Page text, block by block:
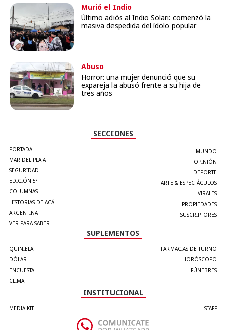
Murió el Indio
Último adiós al Indio Solari: comenzó la
masiva despedida del ídolo popular
Abuso
Horror: una mujer denunció que su
expareja la abusó frente a su hija de
tres años
SECCIONES
PORTADA
MAR DEL PLATA
SEGURIDAD
EDICIÓN 5°
COLUMNAS
HISTORIAS DE ACÁ
ARGENTINA
VER PARA SABER
MUNDO
OPINIÓN
DEPORTE
ARTE & ESPECTÁCULOS
VIRALES
PROPIEDADES
SUSCRIPTORES
SUPLEMENTOS
QUINIELA
DÓLAR
ENCUESTA
CLIMA
FARMACIAS DE TURNO
HORÓSCOPO
FÚNEBRES
INSTITUCIONAL
MEDIA KIT STAFF